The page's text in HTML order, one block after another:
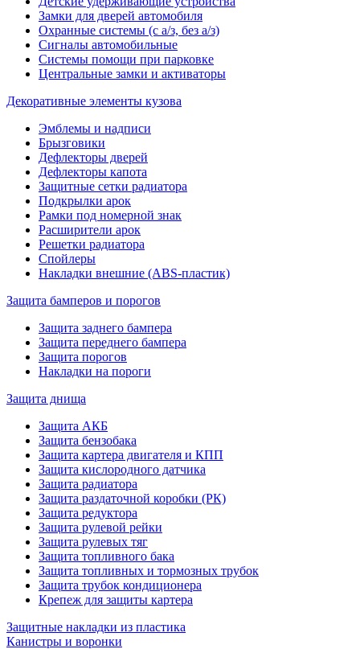
Замки для дверей автомобиля
Охранные системы (с а/з, без а/з)
Сигналы автомобильные
Системы помощи при парковке
Центральные замки и активаторы
Декоративные элементы кузова
Эмблемы и надписи
Брызговики
Дефлекторы дверей
Дефлекторы капота
Защитные сетки радиатора
Подкрылки арок
Рамки под номерной знак
Расширители арок
Решетки радиатора
Спойлеры
Накладки внешние (ABS-пластик)
Защита бамперов и порогов
Защита заднего бампера
Защита переднего бампера
Защита порогов
Накладки на пороги
Защита днища
Защита АКБ
Защита бензобака
Защита картера двигателя и КПП
Защита кислородного датчика
Защита радиатора
Защита раздаточной коробки (РК)
Защита редуктора
Защита рулевой рейки
Защита рулевых тяг
Защита топливного бака
Защита топливных и тормозных трубок
Защита трубок кондиционера
Крепеж для защиты картера
Защитные накладки из пластика
Канистры и воронки